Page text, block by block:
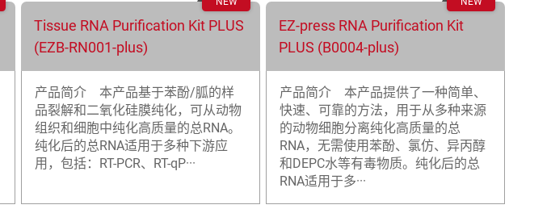
Tissue RNA Purification Kit PLUS
(EZB-RN001-plus)
产品简介 本产品基于苯酚/胍的样
品裂解和二氧化硅膜纯化，可从动物
组织和细胞中纯化高质量的总RNA。
纯化后的总RNA适用于多种下游应
用，包括：RT-PCR、RT-qP···
EZ-press RNA Purification Kit
PLUS (B0004-plus)
产品简介 本产品提供了一种简单、
快速、可靠的方法，用于从多种来源
的动物细胞分离纯化高质量的总
RNA，无需使用苯酚、氯仿、异丙醇
和DEPC水等有毒物质。纯化后的总
RNA适用于多···